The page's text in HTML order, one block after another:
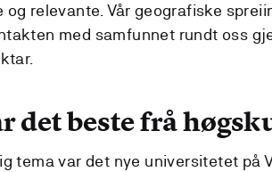
og relevante. Vår geografiske
med samfunnet rundt oss
det beste frå
tema var det nye universitetet på